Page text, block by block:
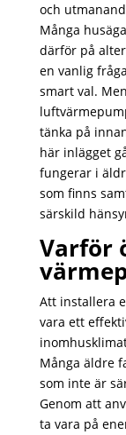
och
Många
därför på
en vanlig
smart val.
tänka på
här inlägget
fungerar i
som finns
särskild
Varför
Att installera
vara ett
Många äldre
som inte är
Genom att
ta vara på